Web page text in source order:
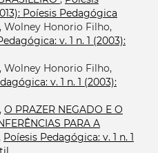
Poíesis Pedagógica
Wolney Honorio Filho,
v. 1 n. 1 (2003):
Wolney Honorio Filho,
v. 1 n. 1 (2003):
O PRAZER NEGADO E O
PARA A
Poíesis Pedagógica: v. 1 n. 1